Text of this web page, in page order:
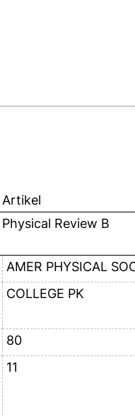
Artikel
Physical Review B
AMER PHYSICAL
COLLEGE PK
80
11